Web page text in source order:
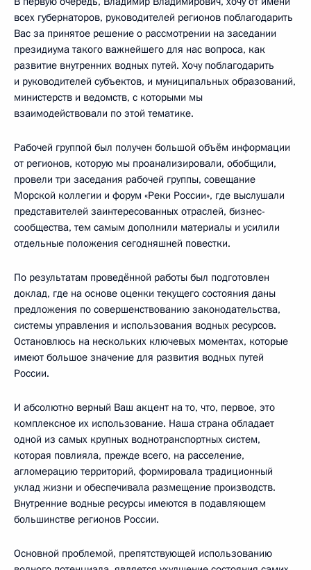
всех губернаторов, руководителей регионов поблагодарить
Вас за принятое решение о рассмотрении на заседании
президиума такого важнейшего для нас вопроса, как
развитие внутренних водных путей. Хочу поблагодарить
и руководителей субъектов, и муниципальных образований,
министерств и ведомств, с которыми мы
взаимодействовали по этой тематике.
Рабочей группой был получен большой объём информации
от регионов, которую мы проанализировали, обобщили,
провели три заседания рабочей группы, совещание
Морской коллегии и форум «Реки России», где выслушали
представителей заинтересованных отраслей, бизнес-
сообщества, тем самым дополнили материалы и усилили
отдельные положения сегодняшней повестки.
По результатам проведённой работы был подготовлен
доклад, где на основе оценки текущего состояния даны
предложения по совершенствованию законодательства,
системы управления и использования водных ресурсов.
Остановлюсь на нескольких ключевых моментах, которые
имеют большое значение для развития водных путей
России.
И абсолютно верный Ваш акцент на то, что, первое, это
комплексное их использование. Наша страна обладает
одной из самых крупных воднотранспортных систем,
которая повлияла, прежде всего, на расселение,
агломерацию территорий, формировала традиционный
уклад жизни и обеспечивала размещение производств.
Внутренние водные ресурсы имеются в подавляющем
большинстве регионов России.
Основной проблемой, препятствующей использованию